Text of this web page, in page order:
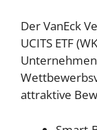
Der VanEck
UCITS ETF
attraktive